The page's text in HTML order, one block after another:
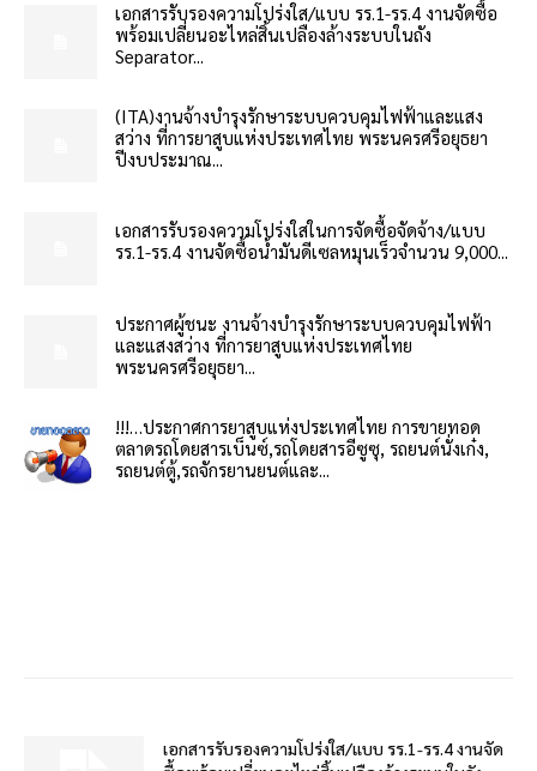
เอกสารรับรองความโปร่งใส/แบบ รร.1-รร.4 งานจัดซื้อ
พร้อมเปลี่ยนอะไหล่สิ้นเปลืองล้างระบบในถัง
Separator...
(ITA)งานจ้างบำรุงรักษาระบบควบคุมไฟฟ้าและแสง
สว่าง ที่การยาสูบแห่งประเทศไทย พระนครศรีอยุธยา
ปีงบประมาณ...
เอกสารรับรองความโปร่งใสในการจัดซื้อจัดจ้าง/แบบ
รร.1-รร.4 งานจัดซื้อน้ำมันดีเซลหมุนเร็วจำนวน 9,000...
ประกาศผู้ชนะ งานจ้างบำรุงรักษาระบบควบคุมไฟฟ้า
และแสงสว่าง ที่การยาสูบแห่งประเทศไทย
พระนครศรีอยุธยา...
!!!…ประกาศการยาสูบแห่งประเทศไทย การขายทอด
ตลาดรถโดยสารเบ็นซ์,รถโดยสารอีซูซุ, รถยนต์นั่งเก๋ง,
รถยนต์ตู้,รถจักรยานยนต์และ...
เอกสารรับรองความโปร่งใส/แบบ รร.1-รร.4 งานจัด